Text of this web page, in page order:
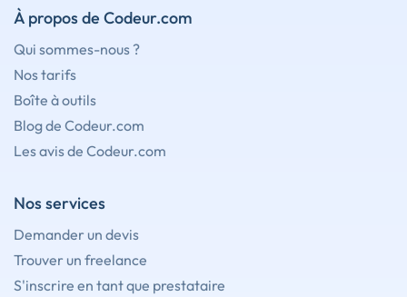
À propos de Codeur.com
Qui sommes-nous ?
Nos tarifs
Boîte à outils
Blog de Codeur.com
Les avis de Codeur.com
Nos services
Demander un devis
Trouver un freelance
S'inscrire en tant que prestataire